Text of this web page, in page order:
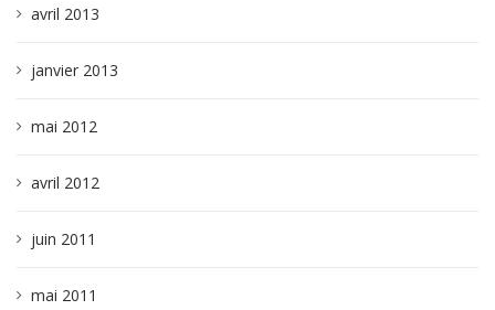
avril 2013
janvier 2013
mai 2012
avril 2012
juin 2011
mai 2011